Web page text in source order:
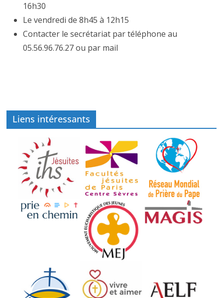
16h30
Le vendredi de 8h45 à 12h15
Contacter le secrétariat par téléphone au
05.56.96.76.27 ou par mail
Liens intéressants